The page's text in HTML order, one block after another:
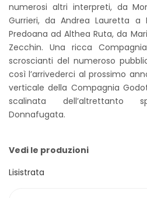
numerosi altri interpreti, da
Gurrieri, da Andrea Lauretta a
Predoana ad Althea Ruta, da
Zecchin. Una ricca
scroscianti del numeroso
così l’arrivederci al prossimo
verticale della Compagnia
scalinata dell’altrettanto
Donnafugata.
Vedi le produzioni
Lisistrata